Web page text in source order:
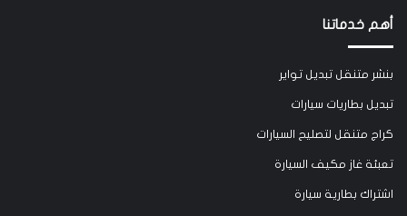
أهم خدماتنا
بنشر متنقل تبديل تواير
تبديل بطاريات سيارات
كراج متنقل لتصليح السيارات
تعبئة غاز مكيف السيارة
اشتراك بطارية سيارة